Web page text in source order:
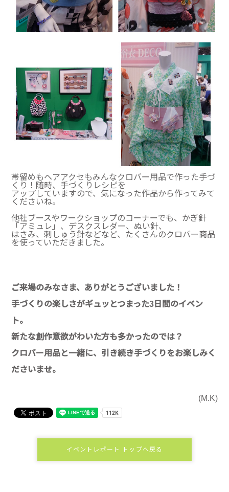
帯留めもヘアアクセもみんなクロバー用品で作った手づ
くり！随時、手づくりレシピを
アップしていますので、気になった作品から作ってみて
くださいね。
他社ブースやワークショップのコーナーでも、かぎ針
「アミュレ」、デスクスレダー、ぬい針、
はさみ、刺しゅう針などなど、たくさんのクロバー商品
を使っていただきました。
ご来場のみなさま、ありがとうございました！
手づくりの楽しさがギュッとつまった3日間のイベン
ト。
新たな創作意欲がわいた方も多かったのでは？
クロバー用品と一緒に、引き続き手づくりをお楽しみく
ださいませ。
(M.K)
イベントレポート トップへ戻る